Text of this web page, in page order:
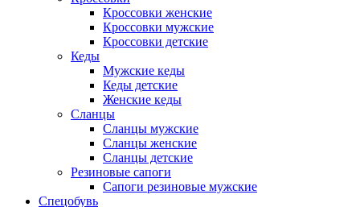
Кроссовки женские
Кроссовки мужские
Кроссовки детские
Кеды
Мужские кеды
Кеды детские
Женские кеды
Сланцы
Сланцы мужские
Сланцы женские
Сланцы детские
Резиновые сапоги
Сапоги резиновые мужские
Спецобувь